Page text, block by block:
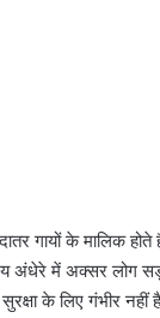
गायों के मालिक
समय अंधेरे में अक्सर लोग
सुरक्षा के लिए गंभीर